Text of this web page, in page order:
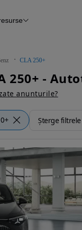
CLA 250+
anunturile?
Șterge filtrele